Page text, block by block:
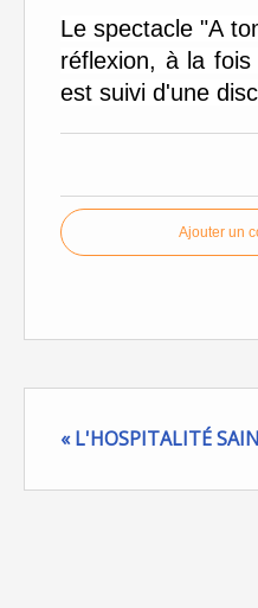
Le spectacle "A
réflexion, à la
est suivi d'une
Ajouter un
« L'HOSPITALITÉ